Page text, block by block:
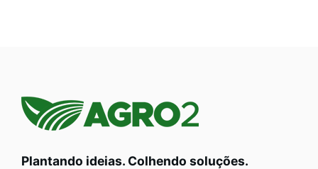
Plantando ideias. Colhendo soluções.